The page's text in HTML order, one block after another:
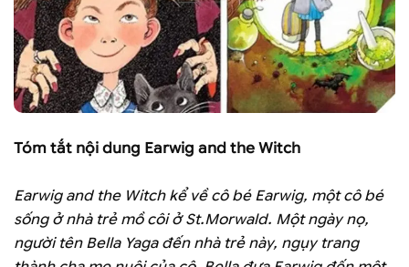
Tóm tắt nội dung Earwig and the Witch
Earwig and the Witch kể về cô bé Earwig, một cô bé
sống ở nhà trẻ mồ côi ở St.Morwald. Một ngày nọ,
người tên Bella Yaga đến nhà trẻ này, ngụy trang